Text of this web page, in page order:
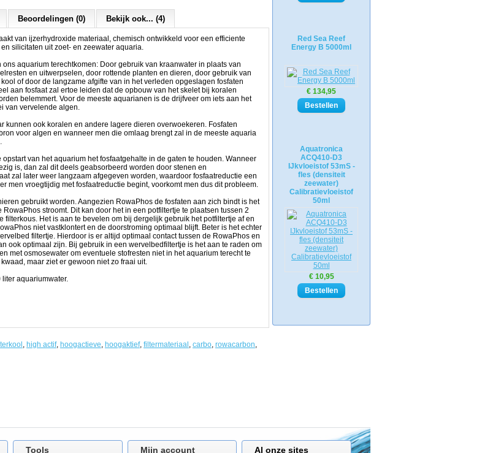
Red Sea Reef
Energy B 5000ml
€ 134,95
Aquatronica
ACQ410-D3
IJkvloeistof 53mS -
fles (densiteit
zeewater)
Calibratievloeistof
50ml
€ 10,95
Beoordelingen (0) Bekijk ook... (4)
van ijzerhydroxide materiaal, chemisch ontwikkeld voor een efficiente
silicitaten uit zoet- en zeewater aquaria.
aquarium terechtkomen: Door gebruik van kraanwater in plaats van
en uitwerpselen, door rottende planten en dieren, door gebruik van
of door de langzame afgifte van in het verleden opgeslagen fosfaten
aan fosfaat zal ertoe leiden dat de opbouw van het skelet bij koralen
belemmert. Voor de meeste aquarianen is de drijfveer om iets aan het
van vervelende algen.
kunnen ook koralen en andere lagere dieren overwoekeren. Fosfaten
voor algen en wanneer men die omlaag brengt zal in de meeste aquaria
van het aquarium het fosfaatgehalte in de gaten te houden. Wanneer
is, dan zal dit deels geabsorbeerd worden door stenen en
zal later weer langzaam afgegeven worden, waardoor fosfaatreductie een
men vroegtijdig met fosfaatreductie begint, voorkomt men dus dit probleem.
gebruikt worden. Aangezien RowaPhos de fosfaten aan zich bindt is het
stroomt. Dit kan door het in een potfiltertje te plaatsen tussen 2
filterkous. Het is aan te bevelen om bij dergelijk gebruik het potfiltertje af en
niet vastklontert en de doorstroming optimaal blijft. Beter is het echter
filtertje. Hierdoor is er altijd optimaal contact tussen de RowaPhos en
ook optimaal zijn. Bij gebruik in een wervelbedfiltertje is het aan te raden om
met osmosewater om eventuele stofresten niet in het aquarium terecht te
maar ziet er gewoon niet zo fraai uit.
aquariumwater.
, high actif, hoogactieve, hoogaktief, filtermateriaal , carbo, rowacarbon,
Tools Mijn account Al onze sites